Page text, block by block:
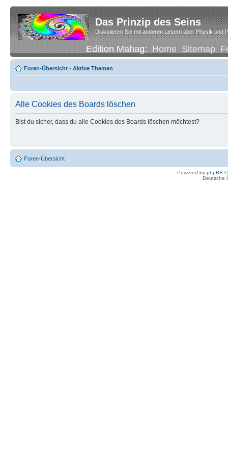
Das Prinzip des Seins
Diskutieren Sie mit anderen Lesern über Physik und
Edition Mahag:Home Sitemap
Foren-Übersicht • Aktive Themen
Alle Cookies des Boards löschen
Bist du sicher, dass du alle Cookies des Boards löschen möchtest?
Foren-Übersicht
Powered by phpBB
Deutsche